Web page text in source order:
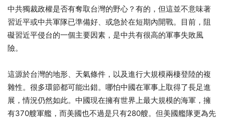
中共獨裁政權是否有奪取台灣的野心？有的，但這並不意味著
習近平或中共軍隊已準備好、或急於在短期內開戰。目前，阻
礙習近平侵台的一個主要因素，是中共有很高的軍事失敗風
險。
這源於台灣的地形、天氣條件，以及進行大規模兩棲登陸的複
雜性。很多環節都可能出錯。哪怕中國在軍事上取得了長足進
展，情況仍然如此。中國現在擁有世界上最大規模的海軍，擁
有370艘軍艦，而美國也不過是只有280艘。但美國艦隊更為先